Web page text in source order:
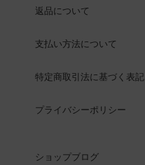
返品について
支払い方法について
特定商取引法に基づく表記
プライバシーポリシー
ショップブログ